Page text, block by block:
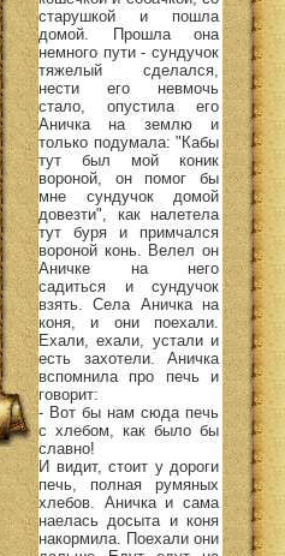
старушкой и пошла
домой. Прошла она
немного пути - сундучок
тяжелый сделался,
нести его невмочь
стало, опустила его
Аничка на землю и
только подумала: "Кабы
тут был мой коник
вороной, он помог бы
мне сундучок домой
довезти", как налетела
тут буря и примчался
вороной конь. Велел он
Аничке на него
садиться и сундучок
взять. Села Аничка на
коня, и они поехали.
Ехали, ехали, устали и
есть захотели. Аничка
вспомнила про печь и
говорит:
- Вот бы нам сюда печь
с хлебом, как было бы
славно!
И видит, стоит у дороги
печь, полная румяных
хлебов. Аничка и сама
наелась досыта и коня
накормила. Поехали они